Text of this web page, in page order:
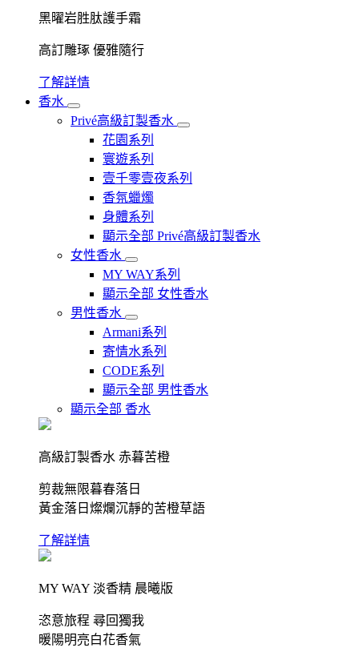
黑曜岩胜肽護手霜
高訂雕琢 優雅隨行
了解詳情
香水
Privé高級訂製香水
花園系列
寰遊系列
壹千零壹夜系列
香氛蠟燭
身體系列
顯示全部 Privé高級訂製香水
女性香水
MY WAY系列
顯示全部 女性香水
男性香水
Armani系列
寄情水系列
CODE系列
顯示全部 男性香水
顯示全部 香水
高級訂製香水 赤暮苦橙
剪裁無限暮春落日
黃金落日燦爛沉靜的苦橙草語
了解詳情
MY WAY 淡香精 晨曦版
恣意旅程 尋回獨我
暖陽明亮白花香氣